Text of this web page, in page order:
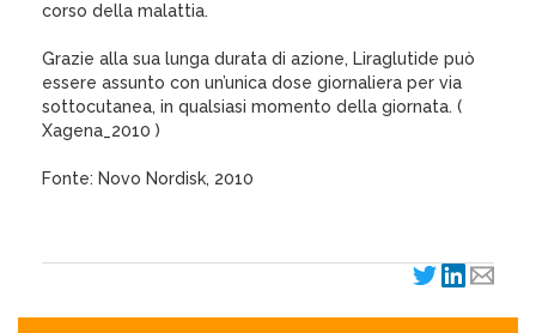
corso della malattia.
Grazie alla sua lunga durata di azione, Liraglutide può
essere assunto con un’unica dose giornaliera per via
sottocutanea, in qualsiasi momento della giornata. (
Xagena_2010 )
Fonte: Novo Nordisk, 2010